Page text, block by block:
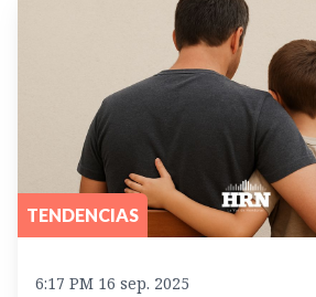
TENDENCIAS
6:17 PM 16 sep. 2025